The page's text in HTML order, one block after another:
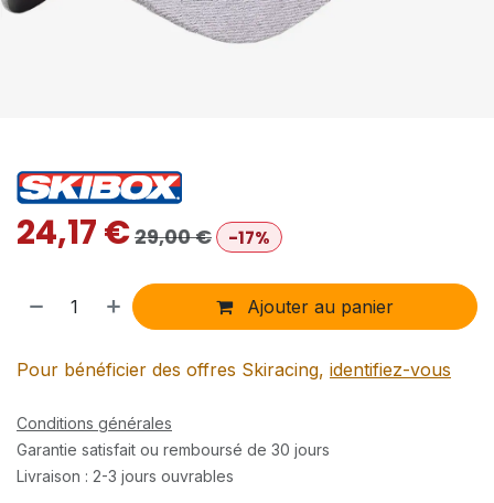
24,17€29,00€ -17%
Ajouter au panier
Pour bénéficier des offres Skiracing, identifiez-vous
Conditions générales
Garantie satisfait ou remboursé de 30 jours
Livraison : 2-3 jours ouvrables